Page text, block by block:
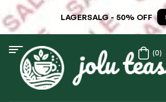
LAGERSALG - 50% OFF
(0)